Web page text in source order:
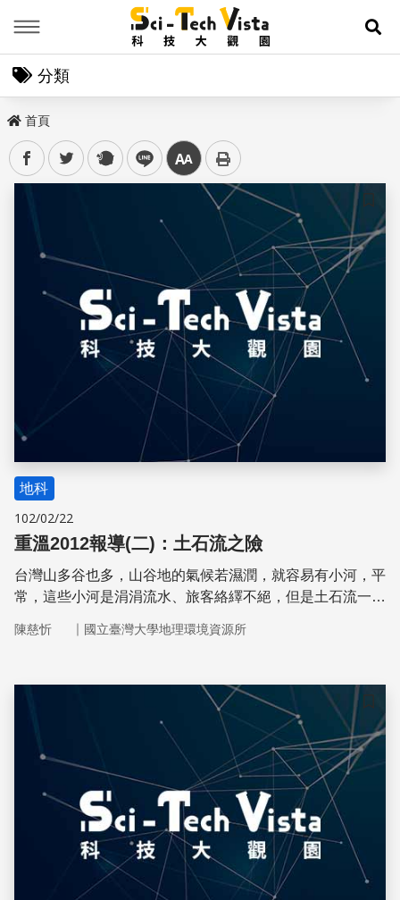
展
分類
首頁
facebooktwitter plurk line 中
儲存
地科
102/02/22
重溫2012報導(二)：土石流之險
台灣山多谷也多，山谷地的氣候若濕潤，就容易有小河，平
常，這些小河是涓涓流水、旅客絡繹不絕，但是土石流一旦
土木系的劉格非教授為麻省理工學院的土木工程博士，土石
陳慈忻 ｜ 國立臺灣大學地理環境資源所
儲存